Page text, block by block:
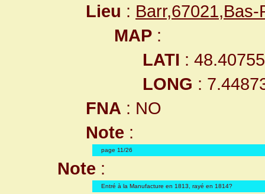
Lieu :
MAP :
LATI :
LONG :
FNA : NO
Note :
page 11/26
Note :
Entré à la Manufacture en 1813, rayé en 1814?